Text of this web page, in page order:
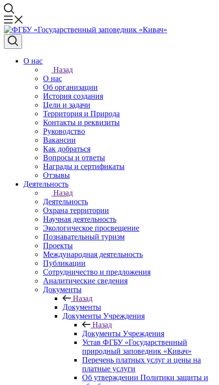
О нас
Назад
О нас
Об организации
История создания
Цели и задачи
Территория и Природа
Контакты и реквизиты
Руководство
Вакансии
Как добраться
Вопросы и ответы
Награды и сертификаты
Отзывы
Деятельность
Назад
Деятельность
Охрана территории
Научная деятельность
Экологическое просвещение
Познавательный туризм
Проекты
Международная деятельность
Публикации
Сотрудничество и предложения
Аналитические сведения
Документы
Назад
Документы
Документы Учреждения
Назад
Документы Учреждения
Устав ФГБУ «Государственный
природный заповедник «Кивач»
Перечень платных услуг и цены на
платные услуги
Об утверждении Политики защиты и